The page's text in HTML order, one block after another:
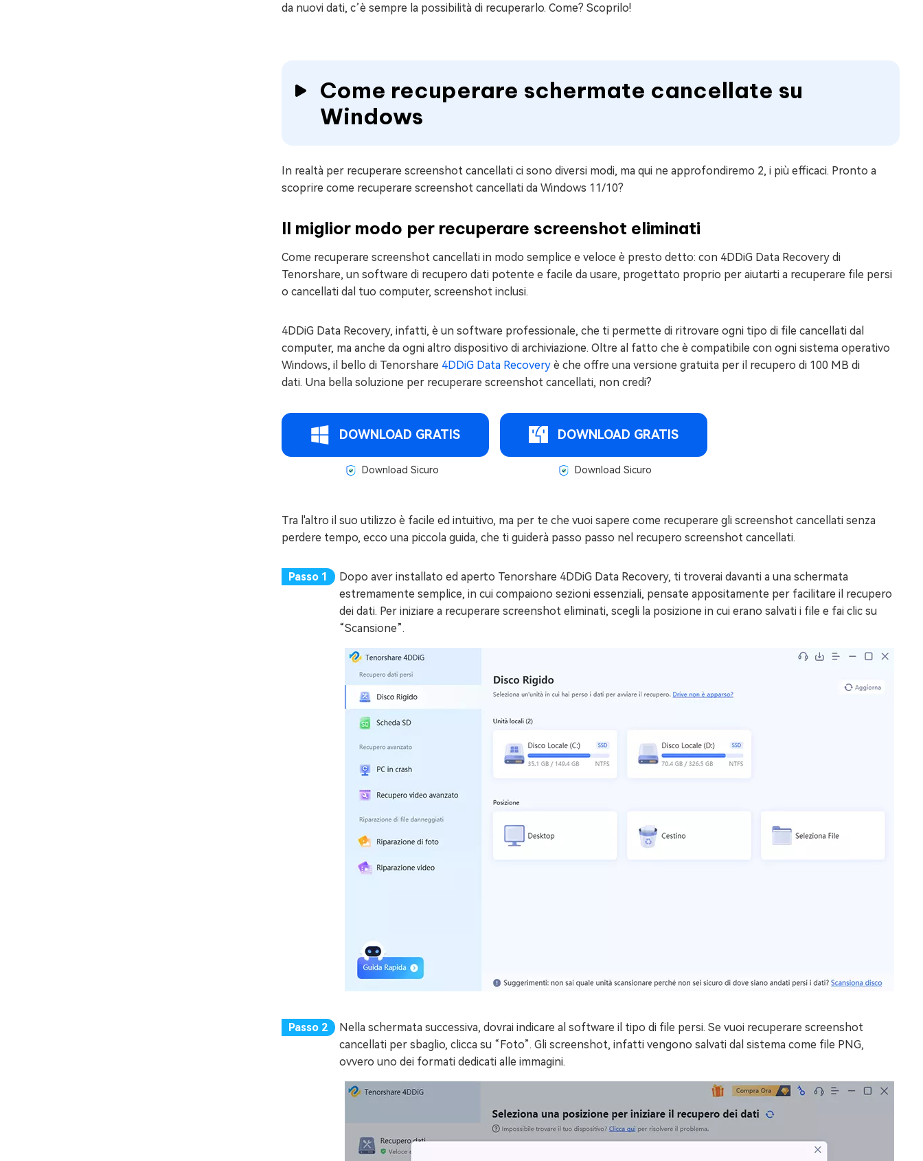
da nuovi dati, c’è sempre la possibilità di recuperarlo. Come? Scoprilo!
Come recuperare schermate cancellate su
Windows
In realtà per recuperare screenshot cancellati ci sono diversi modi, ma qui ne approfondiremo 2, i più efficaci. Pronto a
scoprire come recuperare screenshot cancellati da Windows 11/10?
Il miglior modo per recuperare screenshot eliminati
Come recuperare screenshot cancellati in modo semplice e veloce è presto detto: con 4DDiG Data Recovery di
Tenorshare, un software di recupero dati potente e facile da usare, progettato proprio per aiutarti a recuperare file persi
o cancellati dal tuo computer, screenshot inclusi.
4DDiG Data Recovery, infatti, è un software professionale, che ti permette di ritrovare ogni tipo di file cancellati dal
computer, ma anche da ogni altro dispositivo di archiviazione. Oltre al fatto che è compatibile con ogni sistema operativo
Windows, il bello di Tenorshare 4DDiG Data Recovery è che offre una versione gratuita per il recupero di 100 MB di
dati. Una bella soluzione per recuperare screenshot cancellati, non credi?
DOWNLOAD GRATIS
Download Sicuro
DOWNLOAD GRATIS
Download Sicuro
Tra l'altro il suo utilizzo è facile ed intuitivo, ma per te che vuoi sapere come recuperare gli screenshot cancellati senza
perdere tempo, ecco una piccola guida, che ti guiderà passo passo nel recupero screenshot cancellati.
Dopo aver installato ed aperto Tenorshare 4DDiG Data Recovery, ti troverai davanti a una schermata
estremamente semplice, in cui compaiono sezioni essenziali, pensate appositamente per facilitare il recupero
dei dati. Per iniziare a recuperare screenshot eliminati, scegli la posizione in cui erano salvati i file e fai clic su
“Scansione”.
Nella schermata successiva, dovrai indicare al software il tipo di file persi. Se vuoi recuperare screenshot
cancellati per sbaglio, clicca su “Foto”. Gli screenshot, infatti vengono salvati dal sistema come file PNG,
ovvero uno dei formati dedicati alle immagini.